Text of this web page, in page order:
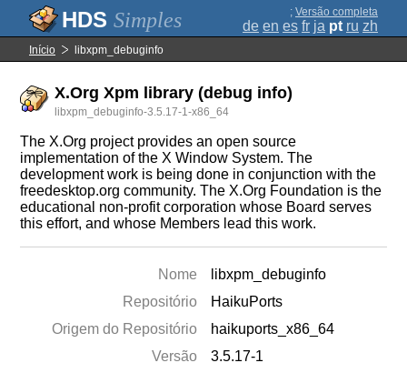
Simples ; Versão completa
de en es fr ja pt ru zh
Início libxpm_debuginfo
X.Org Xpm library (debug info)
libxpm_debuginfo-3.5.17-1-x86_64
The X.Org project provides an open source
implementation of the X Window System. The
development work is being done in conjunction with the
freedesktop.org community. The X.Org Foundation is the
educational non-profit corporation whose Board serves
this effort, and whose Members lead this work.
Nome
libxpm_debuginfo
Repositório
HaikuPorts
Origem do Repositório
haikuports_x86_64
Versão
3.5.17-1